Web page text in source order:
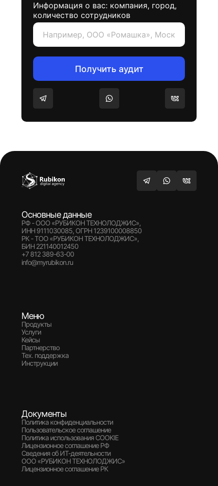
Информация о вас: компания, город,
количество сотрудников
Получить аудит
Основные данные
РФ - ООО «РУБИКОН ТЕХНОЛОДЖИС»,
ИНН 9111030085, ОГРН 1239100008850
РК - ТОО «РУБИКОН ТЕХНОЛОДЖИС»,
БИН 221140012450
+7 812 389-63-00
info@myrubikon.ru
Меню
Продукты
Услуги
Кейсы
Партнерство
Тех. поддержка
Инструкции
Документы
Политика конфиденциальности
Пользовательское соглашение
Политика использования COOKIE
Лицензионное соглашение РФ
Сведения об ИТ-деятельности
ООО «РУБИКОН ТЕХНОЛОДЖИС»
Лицензионное соглашение РК